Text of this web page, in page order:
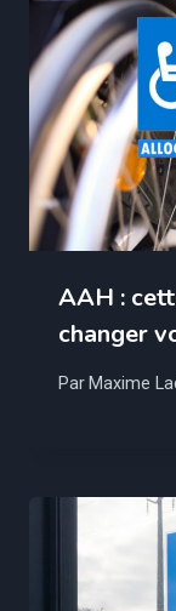
AAH :
changer
Par Maxime